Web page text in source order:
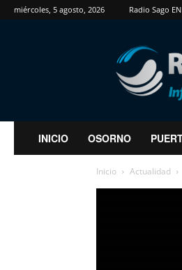
miércoles, 5 agosto, 2026 Radio Sago
RadioSago
INICIO OSORNO
Inicio Actualidad